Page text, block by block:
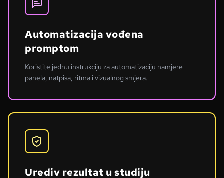
Automatizacija vođena
promptom
Koristite jednu instrukciju za automatizaciju namjere
panela, natpisa, ritma i vizualnog smjera.
Urediv rezultat u studiju